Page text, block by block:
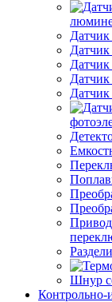
Датчик
Шнур
Контрольно-